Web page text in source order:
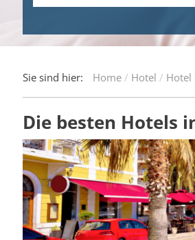
Sie sind hier: Home Hotel Hotel
Die besten Hotels